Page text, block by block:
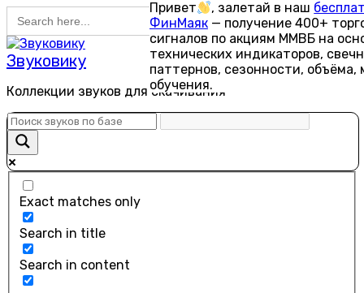
Привет , залетай в наш
ФинМаяк — получение 400+
сигналов по акциям ММВБ на
технических индикаторов,
паттернов, сезонности, объёма,
обучения.
Перейти
содержанию
Search
for:
Search Button
Звуковику
Коллекции звуков для скачивания
Exact matches only
Search in title
Search in content